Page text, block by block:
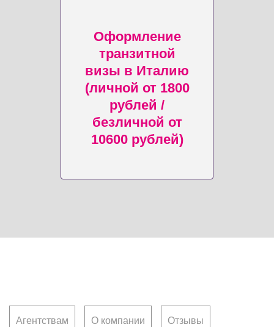
Оформление
транзитной
визы в Италию
(личной от 1800
рублей /
безличной от
10600 рублей)
Агентствам О компании Отзывы